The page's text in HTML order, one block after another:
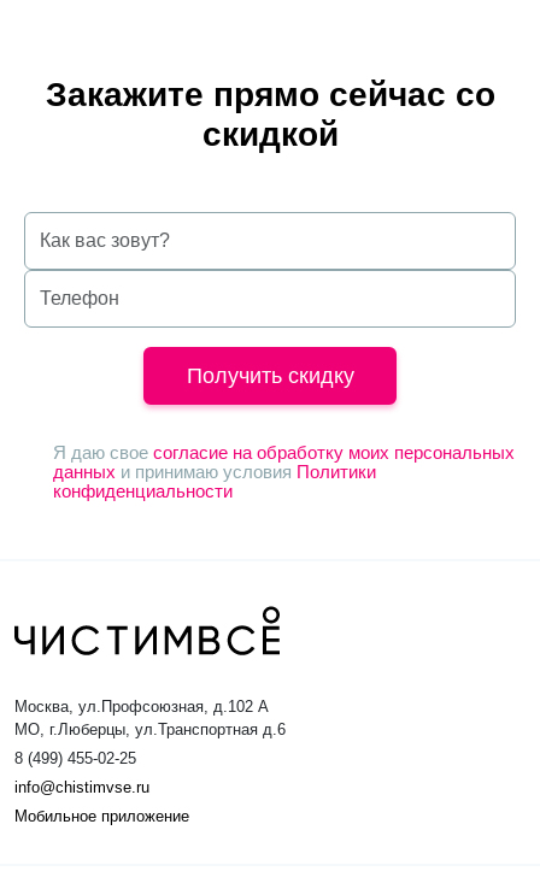
Закажите прямо сейчас со
скидкой
Получить скидку
Я даю свое согласие на обработку моих персональных
данных и принимаю условия Политики
конфиденциальности
Москва, ул.Профсоюзная, д.102 А
МО, г.Люберцы, ул.Транспортная д.6
8 (499) 455-02-25
info@chistimvse.ru
Мобильное приложение